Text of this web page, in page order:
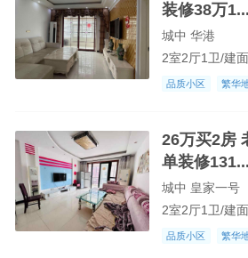
装修38万1...
城中 华港
2室2厅1卫/建
品质小区 繁华
26万买2房 老证可以按揭 送简
单装修131...
城中 皇家一号
2室2厅1卫/建
品质小区 繁华